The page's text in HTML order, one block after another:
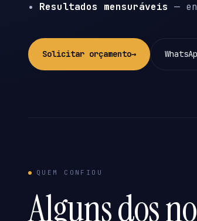
Resultados mensuráveis —
Solicitar orçamento→
QUEM CONFIOU
Alguns dos